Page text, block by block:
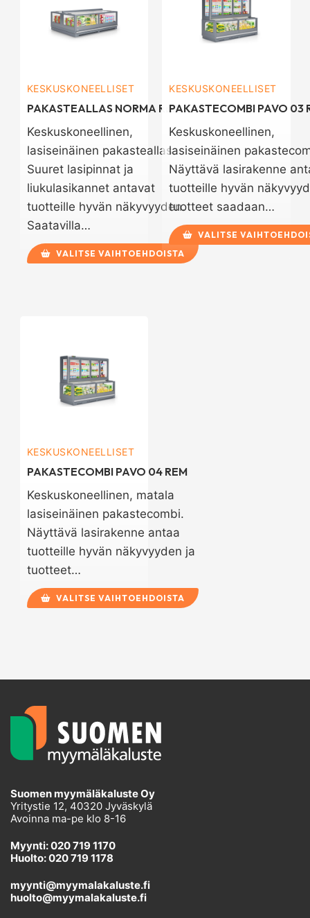
KESKUSKONEELLISET
PAKASTEALLAS NORMA REM
Keskuskoneellinen,
lasiseinäinen pakasteallas.
Suuret lasipinnat ja
liukulasikannet antavat
tuotteille hyvän näkyvyyden.
Saatavilla…
VALITSE VAIHTOEHDOISTA
KESKUSKONEELLISET
PAKASTECOMBI PAVO 03
Keskuskoneellinen,
lasiseinäinen
Näyttävä lasirakenne
tuotteille hyvän
tuotteet saadaan…
VALITSE
KESKUSKONEELLISET
PAKASTECOMBI PAVO 04 REM
Keskuskoneellinen, matala
lasiseinäinen pakastecombi.
Näyttävä lasirakenne antaa
tuotteille hyvän näkyvyyden ja
tuotteet…
VALITSE VAIHTOEHDOISTA
Suomen myymäläkaluste Oy
Yritystie 12, 40320 Jyväskylä
Avoinna ma-pe klo 8-16
Myynti: 020 719 1170
Huolto: 020 719 1178
myynti@myymalakaluste.fi
huolto@myymalakaluste.fi